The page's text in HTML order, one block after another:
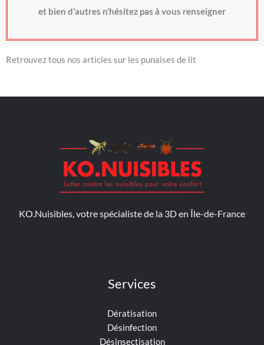
et bien d’autres n’hésitez pas à vous renseigner
Retrouvez tous nos articles sur les punaises de lit
KO.Nuisibles, votre spécialiste de la 3D en Île-de-France
Services
Dératisation
Désinfection
Désinsectisation